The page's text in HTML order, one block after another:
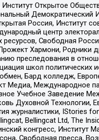
Открытое
Демократический
Россия, Институт
центр
Свободная
Хармони, Родники
преследования в
школ
Бард колледж,
Международное
Учебное Заведение
Духовной
журналистики, IStories
Bellingcat Ltd, The
конгресс,
Свободная пресса,